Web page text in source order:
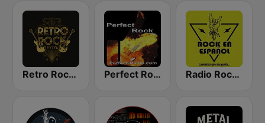
Retro Rock Revival Perfect Rock Radio Rock en Español